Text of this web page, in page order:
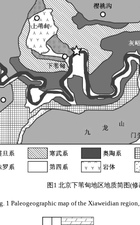
图1 北京下苇甸地区地质简图(
1 Paleogeographic map of the Xiaweidian